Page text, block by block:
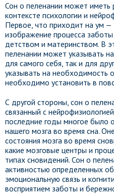
Сон о пеленании может иметь
контексте психологии и
Первое, что приходит на ум —
изображение процесса
детством и материнством. В
пеленании может указывать
для самого себя, так и для
указывать на необходимость
необходимо установить в
С другой стороны, сон о
связанный с
последние годы многое было
нашего мозга во время сна.
состояния мозга во время
какие мозговые центры и
типах сновидений. Сон о
активностью определенных
эмоциональную связь и
восприятием заботы и